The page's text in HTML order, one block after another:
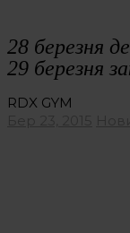
28 березня
29 березня
RDX GYM